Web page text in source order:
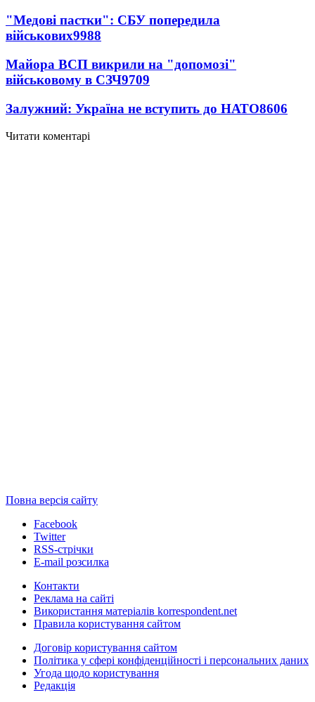
"Медові пастки": СБУ попередила
військових9988
Майора ВСП викрили на "допомозі"
військовому в СЗЧ9709
Залужний: Україна не вступить до НАТО8606
Читати коментарі
Повна версія сайту
Facebook
Twitter
RSS-стрічки
E-mail розсилка
Контакти
Реклама на сайті
Використання матеріалів korrespondent.net
Правила користування сайтом
Договір користування сайтом
Політика у сфері конфіденційності і персональних даних
Угода щодо користування
Редакція